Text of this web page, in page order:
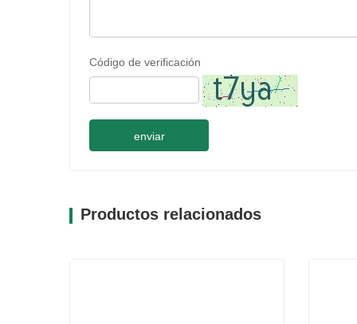
Código de verificación
enviar
Productos relacionados